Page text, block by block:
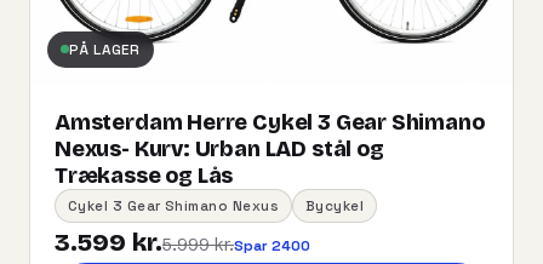
PÅ LAGER
Amsterdam Herre Cykel 3 Gear Shimano
Nexus- Kurv:​ ​Urban​ ​LAD​ ​stål og
Trækasse og Lås
Cykel 3 Gear Shimano Nexus Bycykel
3.599 kr.5.999 kr.Spar 2400